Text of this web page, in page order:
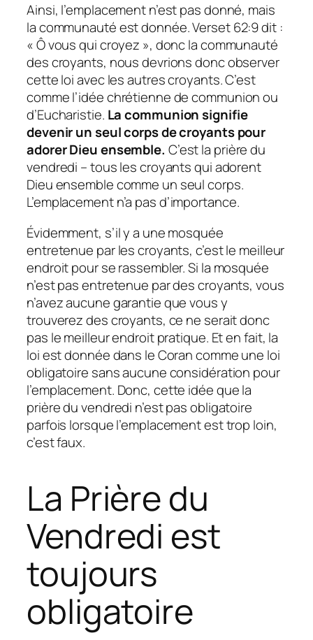
Ainsi, l’emplacement n’est pas donné, mais
la communauté est donnée. Verset 62:9 dit :
« Ô vous qui croyez », donc la communauté
des croyants, nous devrions donc observer
cette loi avec les autres croyants. C’est
comme l’idée chrétienne de communion ou
d’Eucharistie. La communion signifie
devenir un seul corps de croyants pour
adorer Dieu ensemble. C’est la prière du
vendredi – tous les croyants qui adorent
Dieu ensemble comme un seul corps.
L’emplacement n’a pas d’importance.
Évidemment, s’il y a une mosquée
entretenue par les croyants, c’est le meilleur
endroit pour se rassembler. Si la mosquée
n’est pas entretenue par des croyants, vous
n’avez aucune garantie que vous y
trouverez des croyants, ce ne serait donc
pas le meilleur endroit pratique. Et en fait, la
loi est donnée dans le Coran comme une loi
obligatoire sans aucune considération pour
l’emplacement. Donc, cette idée que la
prière du vendredi n’est pas obligatoire
parfois lorsque l’emplacement est trop loin,
c’est faux.
La Prière du
Vendredi est
toujours
obligatoire